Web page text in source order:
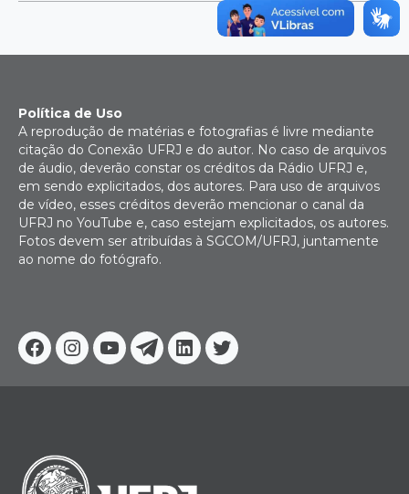
Facebook
Instagram
YoutubeTelegram
Linkedin
Twitter
Política de Uso
A reprodução de matérias e fotografias é livre mediante
citação do Conexão UFRJ e do autor. No caso de arquivos
de áudio, deverão constar os créditos da Rádio UFRJ e,
em sendo explicitados, dos autores. Para uso de arquivos
de vídeo, esses créditos deverão mencionar o canal da
UFRJ no YouTube e, caso estejam explicitados, os autores.
Fotos devem ser atribuídas à SGCOM/UFRJ, juntamente
ao nome do fotógrafo.